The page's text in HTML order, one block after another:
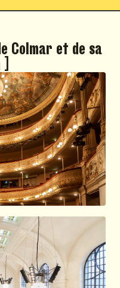
Colmar et de sa
]